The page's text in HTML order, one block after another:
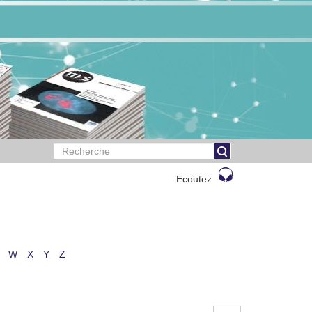
Ecoutez
W X Y Z